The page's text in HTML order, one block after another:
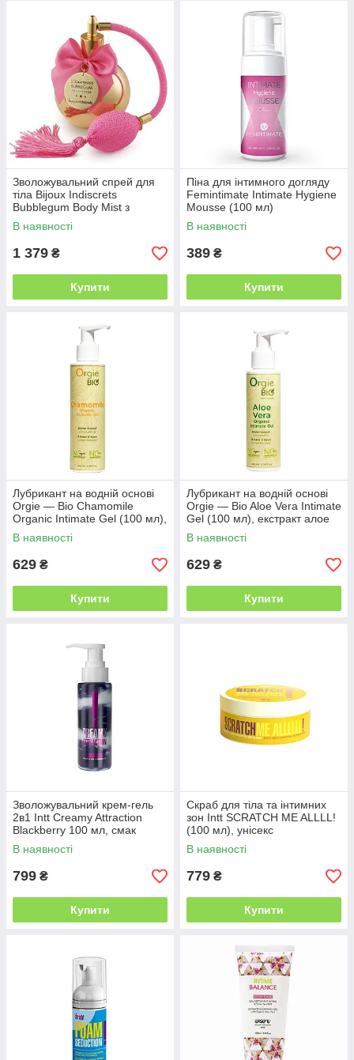
Зволожувальний спрей для
тіла Bijoux Indiscrets
Bubblegum Body Mist з
збудливим фруктовим
ароматом
В наявності
1 379 ₴
Купити
Піна для інтимного догляду
Femintimate Intimate Hygiene
Mousse (100 мл)
В наявності
389 ₴
Купити
Лубрикант на водній основі
Orgie — Bio Chamomile
Organic Intimate Gel (100 мл),
екстракт ромашки
В наявності
629 ₴
Купити
Лубрикант на водній основі
Orgie — Bio Aloe Vera Intimate
Gel (100 мл), екстракт алое
вера
В наявності
629 ₴
Купити
Зволожувальний крем-гель
2в1 Intt Creamy Attraction
Blackberry 100 мл, смак
ожини, унісекс
В наявності
799 ₴
Купити
Скраб для тіла та інтимних
зон Intt SCRATCH ME ALLLL!
(100 мл), унісекс
В наявності
779 ₴
Купити